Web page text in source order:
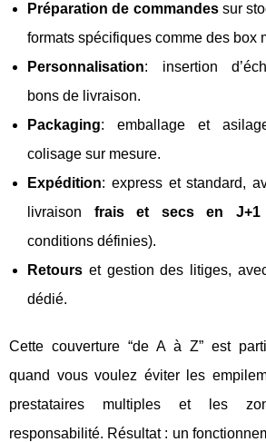
Préparation de commandessur
formats spécifiques comme des box
Personnalisation: insertion
bons de livraison.
Packaging: emballage et
colisage sur mesure.
Expédition: express et standard,
livraison frais et secs en J+1
conditions définies).
Retours et gestion des litiges,
dédié.
Cette couverture “de A à Z” est
quand vous voulez éviter les
prestataires multiples et les
responsabilité. Résultat : un